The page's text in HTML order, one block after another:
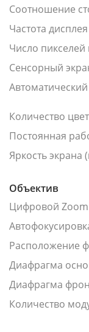
Соотношение
Частота
Число
Сенсорный
Количество
Постоянная
Яркость экрана
Объектив
Цифровой Zoom
Расположение
Диафрагма
Диафрагма
Количество